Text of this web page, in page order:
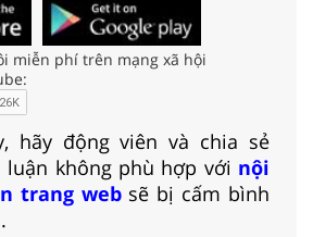
miễn phí trên mạng xã hội
hãy động viên và chia sẻ
luận không phù hợp với nội
trang websẽ bị cấm bình